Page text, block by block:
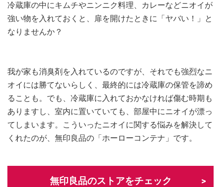
冷蔵庫の中にキムチやニンニク料理、カレーなどニオイが
強い物を入れておくと、扉を開けたときに「ヤバい！」と
なりませんか？
我が家も消臭剤を入れているのですが、それでも強烈なニ
オイには勝てないらしく、最終的には冷蔵庫の保管を諦め
ることも。でも、冷蔵庫に入れておかなければ傷む時期も
ありますし、室内に置いていても、部屋中にニオイが漂っ
てしまいます。こういったニオイに関する悩みを解決して
くれたのが、無印良品の「ホーローコンテナ」です。
無印良品のストアをチェック